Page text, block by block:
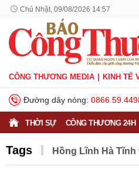
Chủ Nhật, 09/08/2026 14:57
CÔNG THƯƠNG MEDIA KINH TẾ
Đường dây nóng:
THỜI SỰ CÔNG THƯƠNG 24H
Tags Hồng Lĩnh Hà Tĩnh